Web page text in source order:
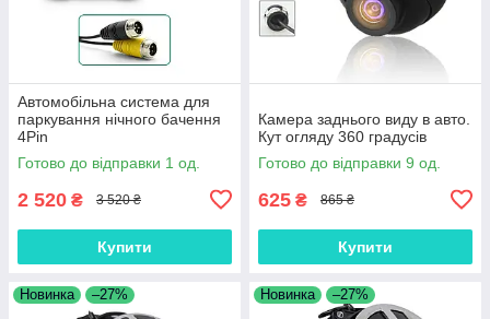
Автомобільна система для
паркування нічного бачення
4Pin
Готово до відправки 1 од.
2 520 ₴ 3 520 ₴
Купити
Камера заднього виду в авто.
Кут огляду 360 градусів
Готово до відправки 9 од.
625 ₴ 865 ₴
Купити
Новинка –27% Новинка –27%